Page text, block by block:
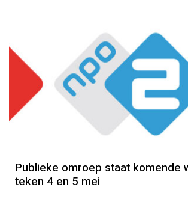
Publieke omroep staat komende
teken 4 en 5 mei